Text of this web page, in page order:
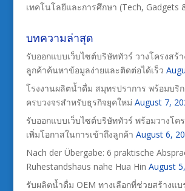
เทคโนโลยีและการศึกษา (Tech, Gadgets
บทความล่าสุด
รับออกแบบเว็บไซต์บริษัททัวร์ วางโครงสร้า
ลูกค้าค้นหาข้อมูลง่ายและติดต่อได้เร็ว
โรงงานผลิตน้ำดื่ม สมุทรปราการ พร้อมบริ
ครบวงจรสำหรับธุรกิจยุคใหม่ August 7,
รับออกแบบเว็บไซต์บริษัททัวร์ พร้อมวางโคร
เพิ่มโอกาสในการเข้าถึงลูกค้า August 6,
Nach der Übergabe: 6 praktische
Ruhestandshaus nahe Hua Hin August
รับผลิตน้ำดื่ม OEM ทางเลือกที่ช่วยสร้างแ